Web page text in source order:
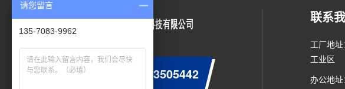
咨询服务热线： 0755-23505442
联系
工厂地
工业区
办公地
请您留言
135-7083-9962